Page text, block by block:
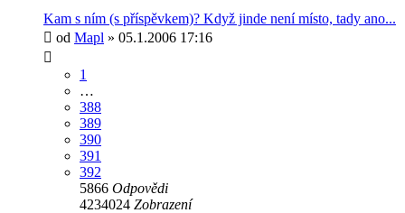
Kam s ním (s příspěvkem)? Když jinde není místo, tady ano...
od Mapl » 05.1.2006 17:16
1
…
388
389
390
391
392
5866 Odpovědi
4234024 Zobrazení